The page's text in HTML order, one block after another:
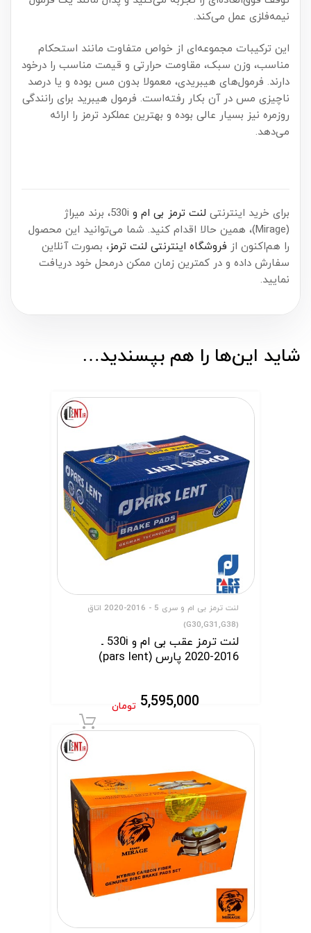
نیمه‌فلزی عمل می‌کند.
این ترکیبات مجموعه‌ای از خواص متفاوت مانند استحکام
مناسب، وزن سبک، مقاومت حرارتی و قیمت مناسب را درخود
دارند. فرمول‌های هیبریدی، معمولا بدون مس بوده و یا درصد
ناچیزی مس در آن بکار رفته‌است. فرمول هیبرید برای رانندگی
روزمره نیز بسیار عالی بوده و بهترین عملکرد ترمز را ارائه
می‌دهد.
برای خرید اینترنتی لنت ترمز بی ام و
530i، برند میراژ
(Mirage)، همین حالا اقدام کنید. شما می‌توانید این محصول
را هم‌اکنون از فروشگاه اینترنتی لنت ترمز، بصورت آنلاین
سفارش داده و در کمترین زمان ممکن درمحل خود دریافت
نمایید.
شاید این‌ها را هم بپسندید…
لنت ترمز بی ام و سری 5 - 2016-2020 اتاق
(G30,G31,G38)
لنت ترمز عقب بی ام و 530i ـ
2016-2020 پارس (pars lent)
5,595,000 تومان